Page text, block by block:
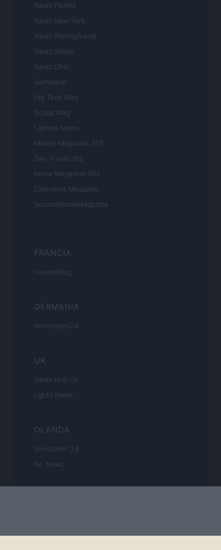
Newz Florida
Newz New York
Newz Pennsylvania
Newz Illinois
Newz Ohio
Gameland
Hig Tech Mag
Scoop Mag
Lgbtqia News
Motors Magazine 365
Day Travel 365
Home Magazine 365
Cineverse Magazine
SecondHomeMagazine
FRANCIA
InvestirMag
GERMANIA
Investieren24
UK
News Hub UK
Lgbtq News
OLANDA
Investeren 24
NL Newz